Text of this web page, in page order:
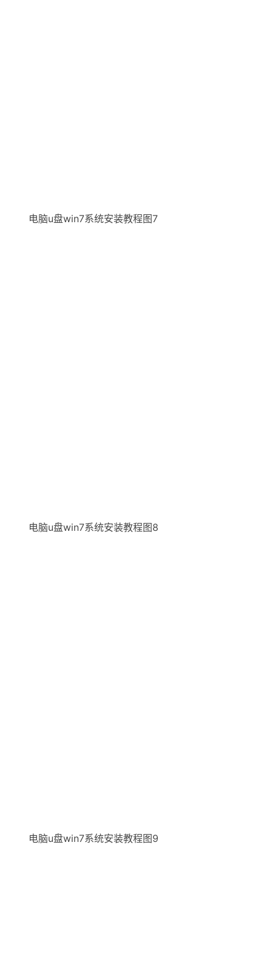
电脑u盘win7系统安装教程图7
电脑u盘win7系统安装教程图8
电脑u盘win7系统安装教程图9